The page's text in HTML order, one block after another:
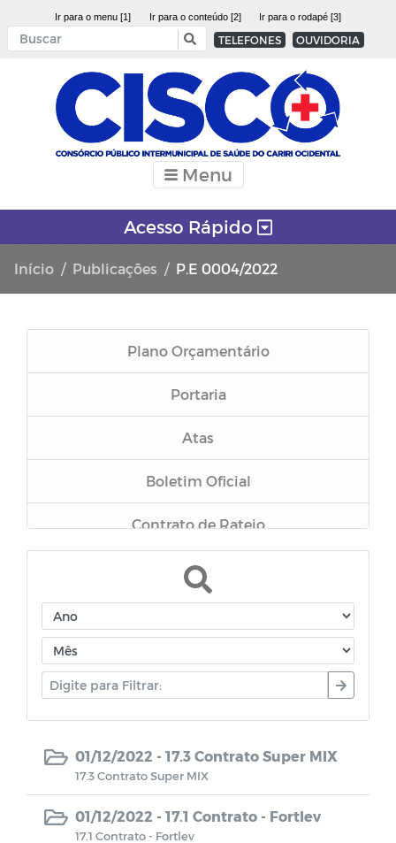
Ir para o menu [1] Ir para o conteúdo [2] Ir para o rodapé [3]
TELEFONES OUVIDORIA
Menu
Acesso Rápido
Início Publicações P.E 0004/2022
Plano Orçamentário
Portaria
Atas
Boletim Oficial
Contrato de Rateio
Relatório de Gestão Fiscal
Chamamento
Tomada de Preços 001/2023
Chamamento 002/2023
01/12/2022 - 17.3 Contrato Super MIX
17.3 Contrato Super MIX
01/12/2022 - 17.1 Contrato - Fortlev
17.1 Contrato - Fortlev